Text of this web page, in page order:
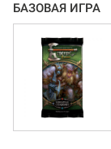
БАЗОВАЯ ИГРА